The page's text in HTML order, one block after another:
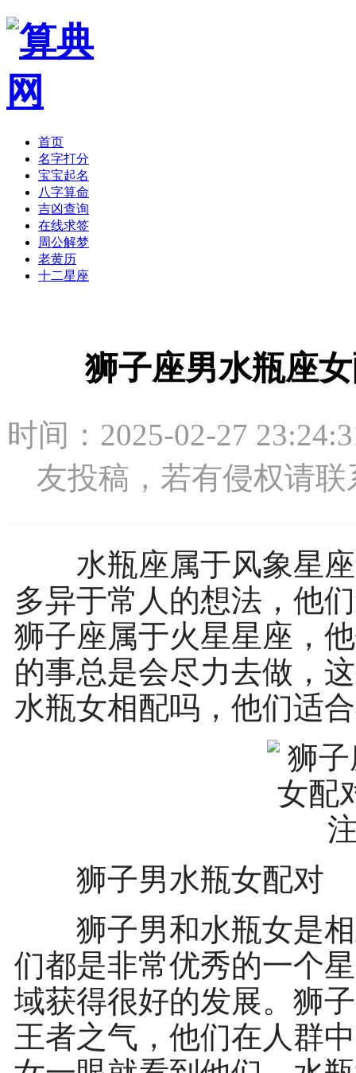
首页
名字打分
宝宝起名
八字算命
吉凶查询
在线求签
周公解梦
老黄历
十二星座
狮子座男水瓶座
时间：2025-02-27
友投稿，若有侵权请联
水瓶座属于风象星座
多异于常人的想法，他
狮子座属于火星星座，
的事总是会尽力去做，
水瓶女相配吗，他们适
狮子男水瓶女配对
狮子男和水瓶女是相
们都是非常优秀的一个
域获得很好的发展。狮
王者之气，他们在人群